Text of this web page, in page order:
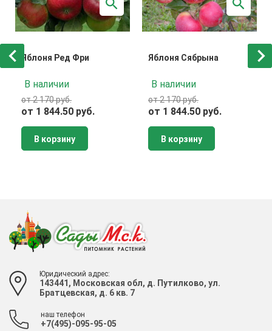
Яблоня Ред Фри
В наличии
от 2 170 руб.
от 1 844.50 руб.
В корзину
Яблоня Сябрына
В наличии
от 2 170 руб.
от 1 844.50 руб.
В корзину
Юридический адрес:
143441, Московская обл, д. Путилково, ул.
Братцевская, д. 6 кв. 7
наш телефон
+7(495)-095-95-05